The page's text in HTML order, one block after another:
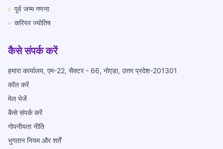
› पूर्व जन्म गणना
› करियर ज्योतिष
कैसे संपर्क करें
हमारा कार्यालय, एम-22, सैक्टर - 66, नोएडा, उत्तर प्रदेश-201301
कॉल करें
मेल भेजें
कैसे संपर्क करें
गोपनीयता नीति
भुगतान नियम और शर्तें